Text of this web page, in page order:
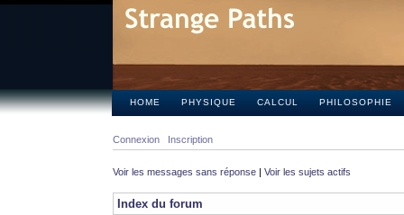
HOME PHYSIQUE CALCUL PHILOSOPHIE
Connexion Inscription
Voir les messages sans réponse | Voir les sujets actifs
Index du forum